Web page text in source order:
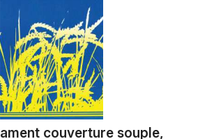
couverture souple,